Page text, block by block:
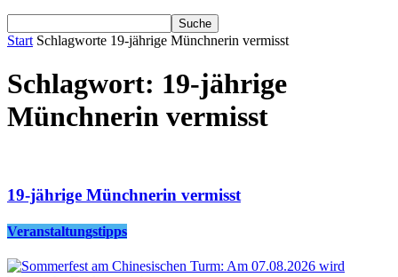
Start Schlagworte 19-jährige Münchnerin vermisst
Schlagwort: 19-jährige
Münchnerin vermisst
19-jährige Münchnerin vermisst
Veranstaltungstipps